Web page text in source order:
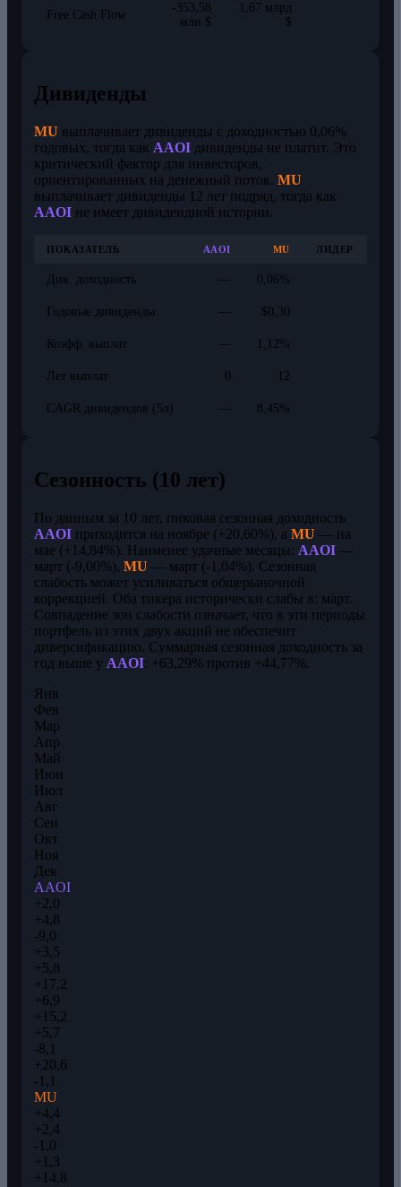
Free Cash Flow
-353,58
млн $
1,67 млрд
$
Дивиденды
MU выплачивает дивиденды с доходностью 0,06%
годовых, тогда как AAOI дивиденды не платит. Это
критический фактор для инвесторов,
ориентированных на денежный поток. MU
выплачивает дивиденды 12 лет подряд, тогда как
AAOI не имеет дивидендной истории.
ПОКАЗАТЕЛЬ AAOI MU ЛИДЕР
Див. доходность — 0,06%
Годовые дивиденды — $0,30
Коэфф. выплат — 1,12%
Лет выплат 0 12
CAGR дивидендов (5л) — 8,45%
Сезонность (10 лет)
По данным за 10 лет, пиковая сезонная доходность
AAOI приходится на ноябре (+20,60%), а MU — на
мае (+14,84%). Наименее удачные месяцы: AAOI —
март (-9,00%), MU — март (-1,04%). Сезонная
слабость может усиливаться общерыночной
коррекцией. Оба тикера исторически слабы в: март.
Совпадение зон слабости означает, что в эти периоды
портфель из этих двух акций не обеспечит
диверсификацию. Суммарная сезонная доходность за
год выше у AAOI: +63,29% против +44,77%.
Янв
Фев
Мар
Апр
Май
Июн
Июл
Авг
Сен
Окт
Ноя
Дек
AAOI
+2,0
+4,8
-9,0
+3,5
+5,8
+17,2
+6,9
+15,2
+5,7
-8,1
+20,6
-1,1
MU
+4,4
+2,4
-1,0
+1,3
+14,8